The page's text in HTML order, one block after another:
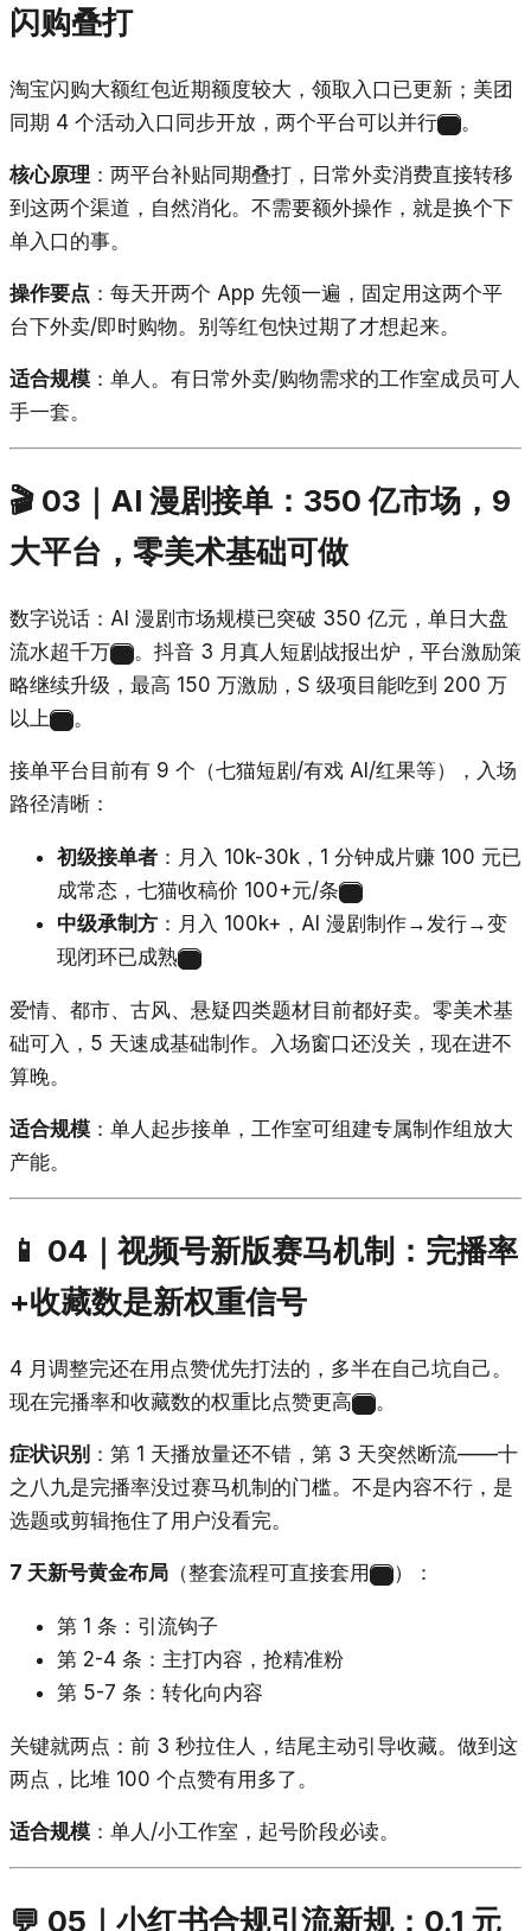
闪购叠打
淘宝闪购大额红包近期额度较大，领取入口已更新；美团
同期 4 个活动入口同步开放，两个平台可以并行
。
核心原理 ：两平台补贴同期叠打，日常外卖消费直接转移
到这两个渠道，自然消化。不需要额外操作，就是换个下
单入口的事。
操作要点 ：每天开两个 App 先领一遍，固定用这两个平
台下外卖/即时购物。别等红包快过期了才想起来。
适合规模 ：单人。有日常外卖/购物需求的工作室成员可人
手一套。
🎬 03｜AI 漫剧接单：350 亿市场，9
大平台，零美术基础可做
数字说话：AI 漫剧市场规模已突破 350 亿元，单日大盘
流水超千万
。抖音 3 月真人短剧战报出炉，平台激励策
略继续升级，最高 150 万激励，S 级项目能吃到 200 万
以上
。
接单平台目前有 9 个（七猫短剧/有戏 AI/红果等），入场
路径清晰：
初级接单者 ：月入 10k-30k，1 分钟成片赚 100 元已
成常态，七猫收稿价 100+元/条
中级承制方 ：月入 100k+，AI 漫剧制作→发行→变
现闭环已成熟
爱情、都市、古风、悬疑四类题材目前都好卖。零美术基
础可入，5 天速成基础制作。入场窗口还没关，现在进不
算晚。
适合规模 ：单人起步接单，工作室可组建专属制作组放大
产能。
📱 04｜视频号新版赛马机制：完播率
+收藏数是新权重信号
4 月调整完还在用点赞优先打法的，多半在自己坑自己。
现在完播率和收藏数的权重比点赞更高
。
症状识别 ：第 1 天播放量还不错，第 3 天突然断流——十
之八九是完播率没过赛马机制的门槛。不是内容不行，是
选题或剪辑拖住了用户没看完。
7 天新号黄金布局 （整套流程可直接套用 ）：
第 1 条：引流钩子
第 2-4 条：主打内容，抢精准粉
第 5-7 条：转化向内容
关键就两点：前 3 秒拉住人，结尾主动引导收藏。做到这
两点，比堆 100 个点赞有用多了。
适合规模 ：单人/小工作室，起号阶段必读。
💬 05｜小红书合规引流新规：0.1 元